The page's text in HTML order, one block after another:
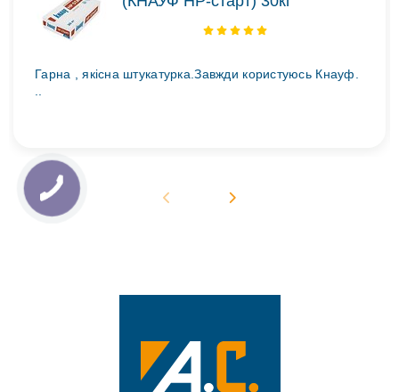
Гарна , якісна штукатурка.Завжди користуюсь Кнауф.
..